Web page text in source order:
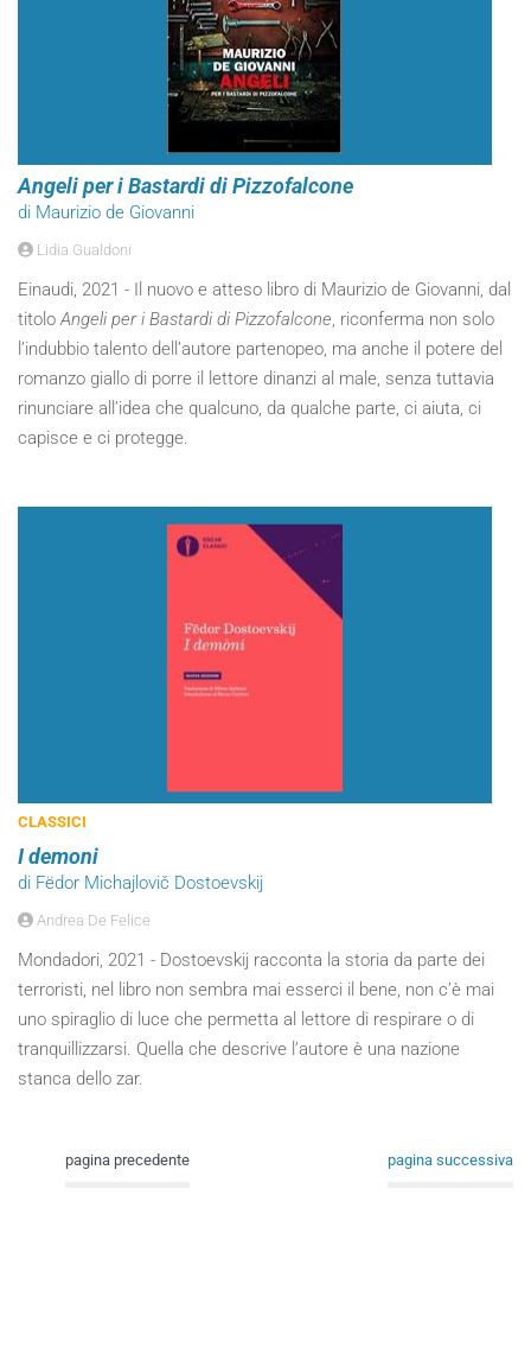
Angeli per i Bastardi di Pizzofalcone
di Maurizio de Giovanni
Lidia Gualdoni
Einaudi, 2021 - Il nuovo e atteso libro di Maurizio de Giovanni, dal
titoloAngeli per i Bastardi di Pizzofalcone, riconferma non solo
l’indubbio talento dell’autore partenopeo, ma anche il potere del
romanzo giallo di porre il lettore dinanzi al male, senza tuttavia
rinunciare all’idea che qualcuno, da qualche parte, ci aiuta, ci
capisce e ci protegge.
CLASSICI
I demoni
di Fëdor Michajlovič Dostoevskij
Andrea De Felice
Mondadori, 2021 - Dostoevskij racconta la storia da parte dei
terroristi, nel libro non sembra mai esserci il bene, non c’è mai
uno spiraglio di luce che permetta al lettore di respirare o di
tranquillizzarsi. Quella che descrive l’autore è una nazione
stanca dello zar.
pagina precedente pagina successiva